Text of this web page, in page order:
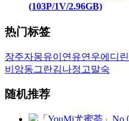
(103P/1V/2.96GB)
热门标签
장주자몽유이 연유연우에디린
비앙동그란김나정 고말숙
随机推荐